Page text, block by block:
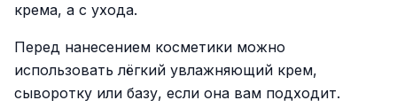
крема, а с ухода.
Перед нанесением косметики можно
использовать лёгкий увлажняющий крем,
сыворотку или базу, если она вам подходит.